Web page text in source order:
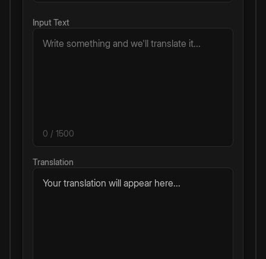
Input Text
0 / 1500
Translation
Your translation will appear here...